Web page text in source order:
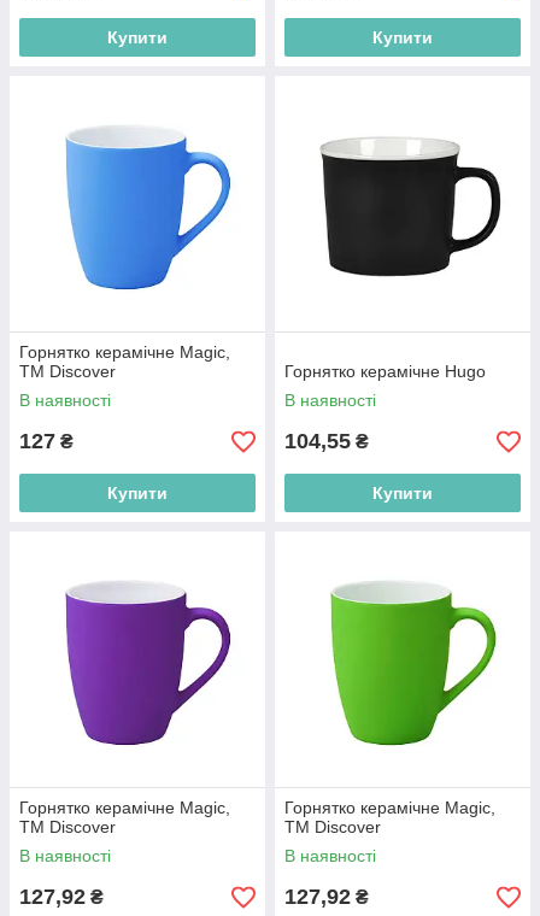
Купити Купити
Горнятко керамічне Magic,
ТМ Discover
В наявності
127 ₴
Купити
Горнятко керамічне Hugo
В наявності
104,55 ₴
Купити
Горнятко керамічне Magic,
ТМ Discover
В наявності
127,92 ₴
Горнятко керамічне Magic,
ТМ Discover
В наявності
127,92 ₴